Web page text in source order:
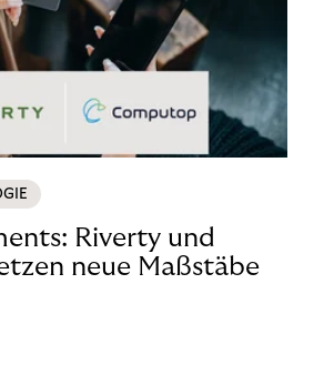
Riverty und
neue Maßstäbe